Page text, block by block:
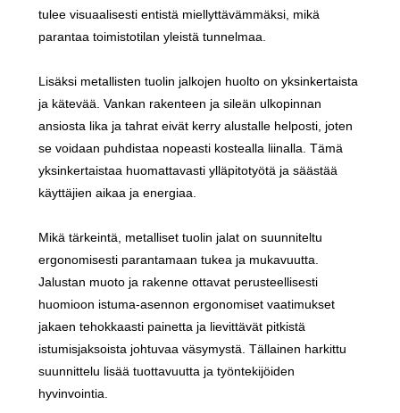
tulee visuaalisesti entistä miellyttävämmäksi, mikä
parantaa toimistotilan yleistä tunnelmaa.
Lisäksi metallisten tuolin jalkojen huolto on yksinkertaista
ja kätevää. Vankan rakenteen ja sileän ulkopinnan
ansiosta lika ja tahrat eivät kerry alustalle helposti, joten
se voidaan puhdistaa nopeasti kostealla liinalla. Tämä
yksinkertaistaa huomattavasti ylläpitotyötä ja säästää
käyttäjien aikaa ja energiaa.
Mikä tärkeintä, metalliset tuolin jalat on suunniteltu
ergonomisesti parantamaan tukea ja mukavuutta.
Jalustan muoto ja rakenne ottavat perusteellisesti
huomioon istuma-asennon ergonomiset vaatimukset
jakaen tehokkaasti painetta ja lievittävät pitkistä
istumisjaksoista johtuvaa väsymystä. Tällainen harkittu
suunnittelu lisää tuottavuutta ja työntekijöiden
hyvinvointia.